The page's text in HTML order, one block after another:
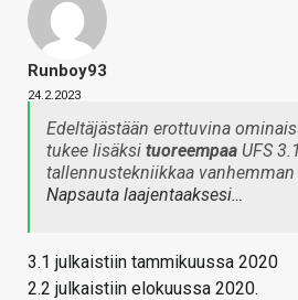
Runboy93
24.2.2023
Edeltäjästään erottuvina
tukee lisäksi tuoreempaa UFS
tallennustekniikkaa vanhemman
Napsauta laajentaaksesi…
3.1 julkaistiin tammikuussa 2020
2.2 julkaistiin elokuussa 2020.